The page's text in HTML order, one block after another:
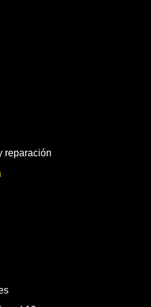
reparación